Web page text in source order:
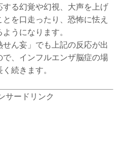
する幻覚や幻視、大声を上げ
を口走ったり、恐怖に怯え
うになります。
ん妄」でも上記の反応が出
で、インフルエンザ脳症の場
続きます。
サードリンク